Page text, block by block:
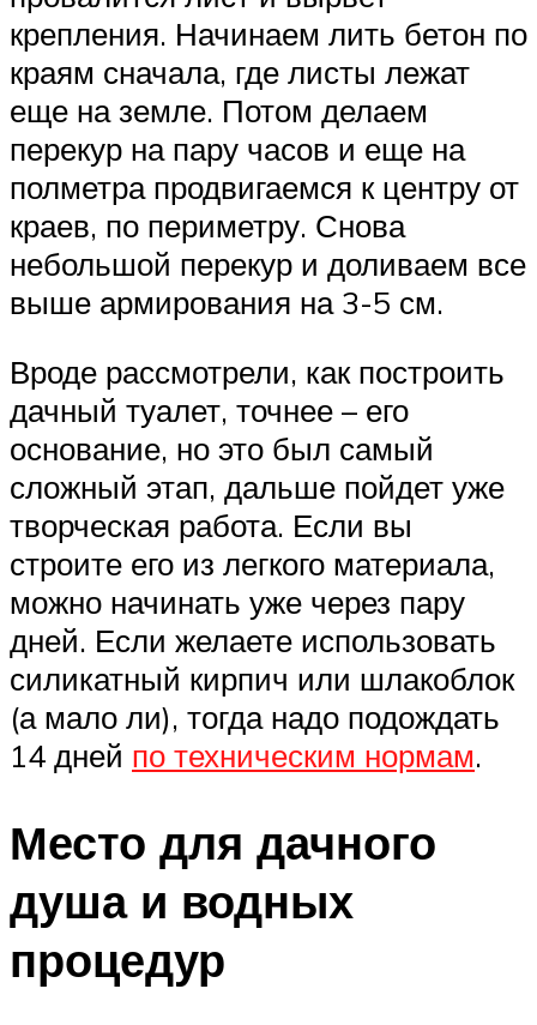
крепления. Начинаем лить бетон по
краям сначала, где листы лежат
еще на земле. Потом делаем
перекур на пару часов и еще на
полметра продвигаемся к центру от
краев, по периметру. Снова
небольшой перекур и доливаем все
выше армирования на 3-5 см.
Вроде рассмотрели, как построить
дачный туалет, точнее – его
основание, но это был самый
сложный этап, дальше пойдет уже
творческая работа. Если вы
строите его из легкого материала,
можно начинать уже через пару
дней. Если желаете использовать
силикатный кирпич или шлакоблок
(а мало ли), тогда надо подождать
14 дней по техническим нормам.
Место для дачного
душа и водных
процедур